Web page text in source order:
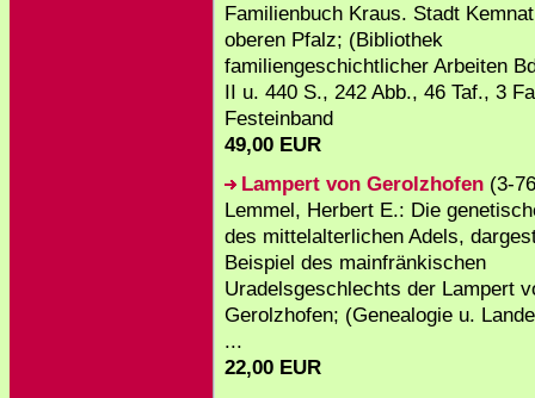
Familienbuch Kraus. Stadt
oberen Pfalz; (Bibliothek
familiengeschichtlicher Arbeiten
II u. 440 S., 242 Abb., 46 Taf., 3
Festeinband
49,00 EUR
Lampert von Gerolzhofen (3-
Lemmel, Herbert E.: Die
des mittelalterlichen Adels,
Beispiel des mainfränkischen
Uradelsgeschlechts der Lampert
Gerolzhofen; (Genealogie u.
...
22,00 EUR